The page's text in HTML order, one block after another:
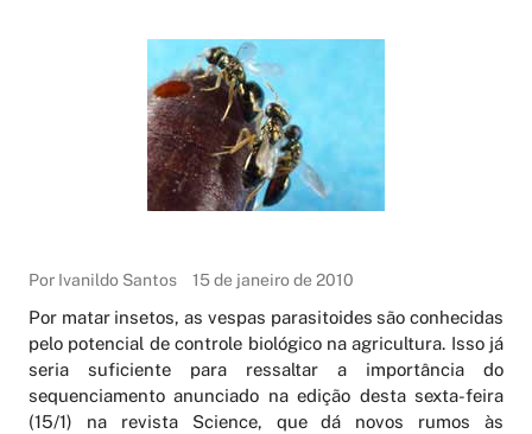
Por Ivanildo Santos 15 de janeiro de 2010
Por matar insetos, as vespas parasitoides são conhecidas
pelo potencial de controle biológico na agricultura. Isso já
seria suficiente para ressaltar a importância do
sequenciamento anunciado na edição desta sexta-feira
(15/1) na revista Science, que dá novos rumos às